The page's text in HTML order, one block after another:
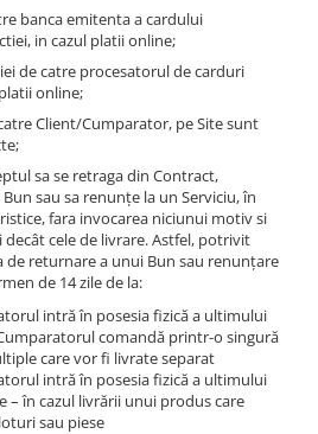
banca emitenta a cardului
in cazul platii online;
de catre procesatorul de carduri
online;
Client/Cumparator, pe Site sunt
sa se retraga din Contract,
sau sa renunțe la un Serviciu, în
fara invocarea niciunui motiv si
cele de livrare. Astfel, potrivit
de returnare a unui Bun sau renunțare
de 14 zile de la:
intră în posesia fizică a ultimului
comandă printr-o singură
care vor fi livrate separat
intră în posesia fizică a ultimului
– în cazul livrării unui produs care
sau piese